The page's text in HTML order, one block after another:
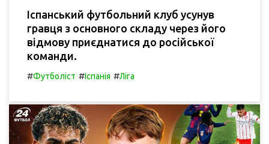
Іспанський футбольний клуб усунув
гравця з основного складу через його
відмову приєднатися до російської
команди.
#Футболіст #Іспанія #Ліга